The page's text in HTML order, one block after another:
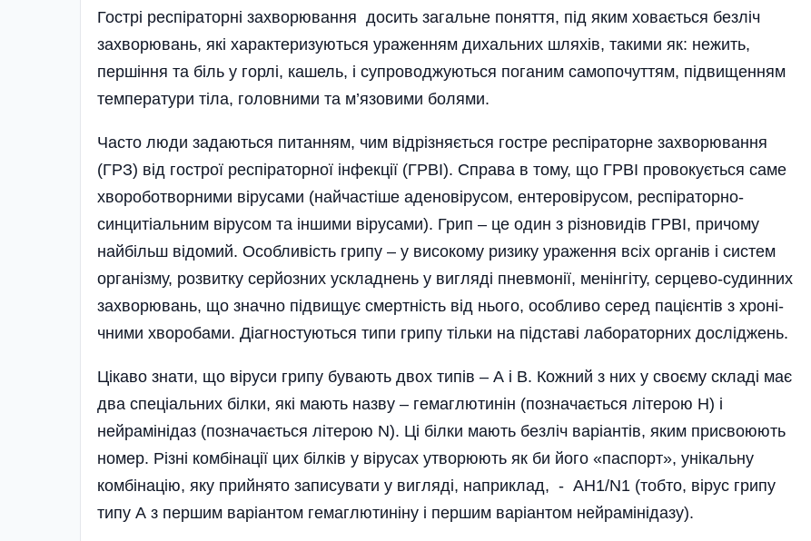
Гострі респіраторні захворювання досить загальне поняття, під яким ховається безліч
захворювань, які характеризуються ураженням дихальних шляхів, такими як: нежить,
першіння та біль у горлі, кашель, і супроводжуються поганим самопочуттям, підвищенням
температури тіла, головними та м’язовими болями.
Часто люди задаються питанням, чим відрізняється гостре респі­раторне захворювання
(ГРЗ) від гострої респіраторної інфекції (ГРВІ). Справа в тому, що ГРВІ провокується саме
хвороботворними вірусами (найчастіше аденовірусом, ентеровірусом, респіраторно-
синцитіальним вірусом та іншими вірусами). Грип – це один з різновидів ГРВІ, причому
найбільш відомий. Особливість грипу – у високому ризику ураження всіх органів і систем
органі­зму, розвитку серйозних ускладнень у вигляді пневмонії, менінгіту, серцево-судинних
захворювань, що значно підвищує смертність від нього, особливо серед пацієнтів з хроні­
чними хворобами. Діагностуються типи грипу тільки на підставі лабораторних досліджень.
Цікаво знати, що віруси грипу бувають двох типів – А і В. Кожний з них у своєму складі має
два спеці­альних білки, які мають назву – гемаглютинін (позначається літерою Н) і
нейрамінідаз (позначається літерою N). Ці білки мають безліч варіантів, яким присвоюють
номер. Різні комбінації цих білків у вірусах утворюють як би його «паспорт», унікальну
комбінацію, яку прийнято записувати у вигляді, наприклад, - АН1/N1 (тобто, вірус грипу
типу А з першим варіантом гемаглютиніну і першим варіантом нейрамінідазу).